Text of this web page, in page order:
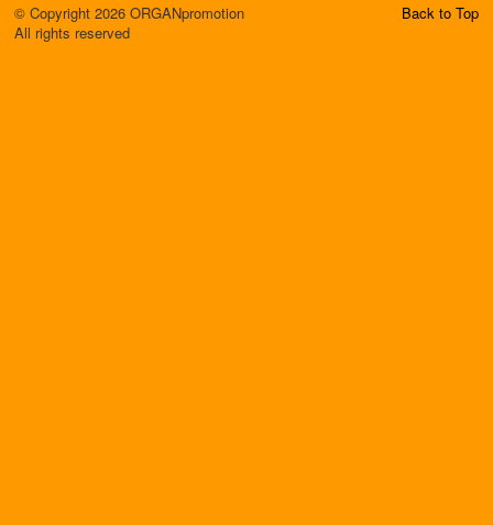
© Copyright 2026 ORGANpromotion
All rights reserved
Back to Top